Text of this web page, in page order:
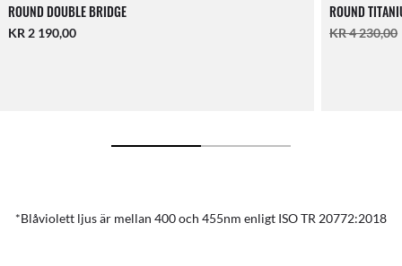
ROUND DOUBLE BRIDGE
KR 2 190,00
ROUND
KR 4 230,00
*Blåviolett ljus är mellan 400 och 455nm enligt ISO TR 20772:2018